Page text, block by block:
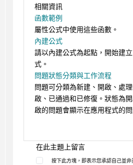
相關資訊
函數範例
屬性公式中使用這些函數。
內建公式
請以內建公式為起點，開始建
式。
問題狀態分類與工作流程
問題可分類為新建、開啟、處
啟、已通過和已修復。狀態為
啟的問題會顯示在應用程式的問
在此主題上留言
按下此方塊，即表示您承認自己並